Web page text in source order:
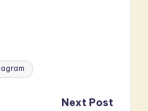
Next Post